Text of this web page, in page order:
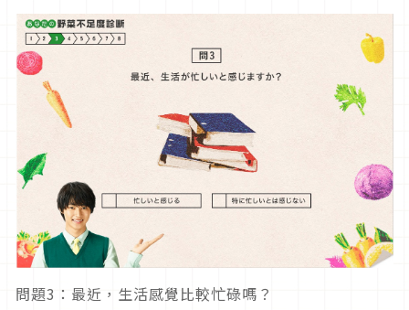
問題3：最近，生活感覺比較忙碌嗎？